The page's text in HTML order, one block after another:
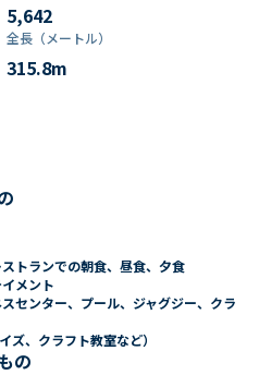
5,642
全長（メートル）
315.8m
トランでの朝食、昼食、夕食
メント
センター、プール、ジャグジー、クラ
ズ、クラフト教室など）
の